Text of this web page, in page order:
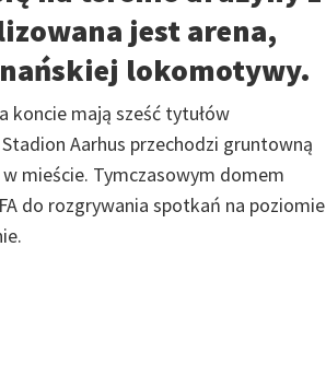
jest arena,
lokomotywy.
koncie mają sześć tytułów
Aarhus przechodzi gruntowną
mieście. Tymczasowym domem
do rozgrywania spotkań na poziomie